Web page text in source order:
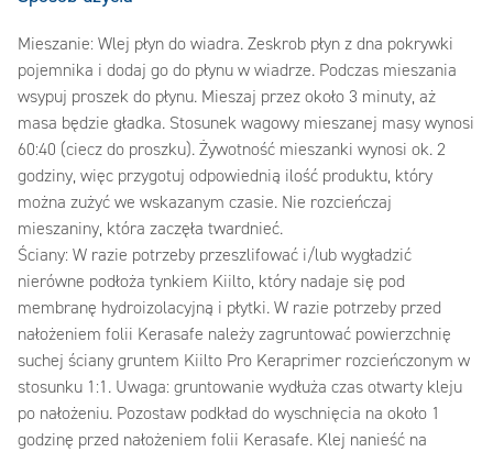
Mieszanie: Wlej płyn do wiadra. Zeskrob płyn z dna pokrywki
pojemnika i dodaj go do płynu w wiadrze. Podczas mieszania
wsypuj proszek do płynu. Mieszaj przez około 3 minuty, aż
masa będzie gładka. Stosunek wagowy mieszanej masy wynosi
60:40 (ciecz do proszku). Żywotność mieszanki wynosi ok. 2
godziny, więc przygotuj odpowiednią ilość produktu, który
można zużyć we wskazanym czasie. Nie rozcieńczaj
mieszaniny, która zaczęła twardnieć.
Ściany: W razie potrzeby przeszlifować i/lub wygładzić
nierówne podłoża tynkiem Kiilto, który nadaje się pod
membranę hydroizolacyjną i płytki. W razie potrzeby przed
nałożeniem folii Kerasafe należy zagruntować powierzchnię
suchej ściany gruntem Kiilto Pro Keraprimer rozcieńczonym w
stosunku 1:1. Uwaga: gruntowanie wydłuża czas otwarty kleju
po nałożeniu. Pozostaw podkład do wyschnięcia na około 1
godzinę przed nałożeniem folii Kerasafe. Klej nanieść na